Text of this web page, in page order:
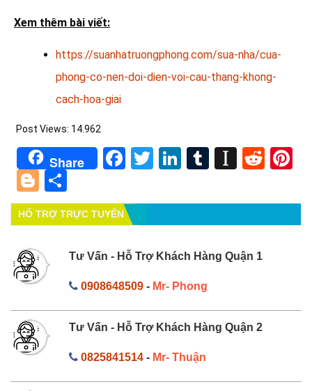
Xem thêm bài viết:
https://suanhatruongphong.com/sua-nha/cua-
phong-co-nen-doi-dien-voi-cau-thang-khong-
cach-hoa-giai
Post Views: 14.962
Share Facebook
TwitterLinkedIn
Tumblr
Blogger
HỔ TRỢ TRỰC TUYẾN
Tư Vấn - Hỗ Trợ Khách Hàng Quận 1
0908648509- Mr- Phong
Tư Vấn - Hỗ Trợ Khách Hàng Quận 2
0825841514- Mr- Thuận